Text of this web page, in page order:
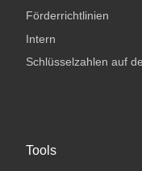
Förderrichtlinien
Intern
Schlüsselzahlen auf
Tools